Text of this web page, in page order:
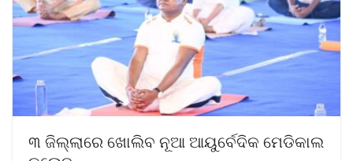
୩ ଜିଲ୍ଲାରେ ଖୋଲିବ ନୂଆ ଆୟୁର୍ବେଦିକ ମେଡିକାଲ